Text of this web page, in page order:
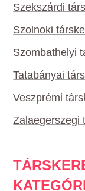
Szekszárdi
Szolnoki
Szombathelyi
Tatabányai
Veszprémi
Zalaegerszegi